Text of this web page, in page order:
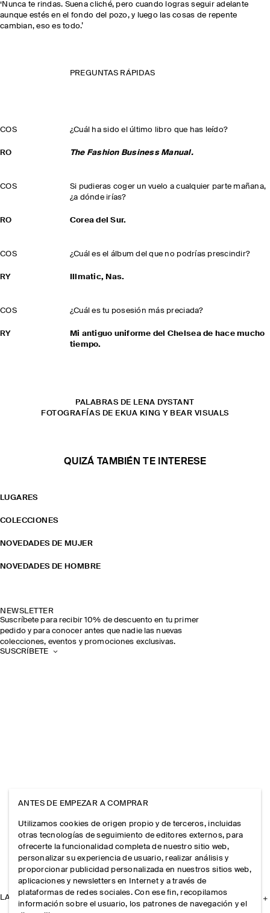
‘Nunca te rindas. Suena cliché, pero cuando logras seguir adelante
aunque estés en el fondo del pozo, y luego las cosas de repente
cambian, eso es todo.’
PREGUNTAS RÁPIDAS
COS ¿Cuál ha sido el último libro que has leído?
RO The Fashion Business Manual.
COS
Si pudieras coger un vuelo a cualquier parte mañana,
¿a dónde irías?
RO Corea del Sur.
COS ¿Cuál es el álbum del que no podrías prescindir?
RY Illmatic, Nas.
COS ¿Cuál es tu posesión más preciada?
RY
Mi antiguo uniforme del Chelsea de hace mucho
tiempo.
PALABRAS DE LENA DYSTANT
FOTOGRAFÍAS DE EKUA KING Y BEAR VISUALS
QUIZÁ TAMBIÉN TE INTERESE
LUGARES
COLECCIONES
NOVEDADES DE MUJER
NOVEDADES DE HOMBRE
NEWSLETTER
Suscríbete para recibir 10% de descuento en tu primer
pedido y para conocer antes que nadie las nuevas
colecciones, eventos y promociones exclusivas.
SUSCRÍBETE
LA EMPRESA
ANTES DE EMPEZAR A COMPRAR
Utilizamos cookies de origen propio y de terceros, incluidas
otras tecnologías de seguimiento de editores externos, para
ofrecerte la funcionalidad completa de nuestro sitio web,
personalizar su experiencia de usuario, realizar análisis y
proporcionar publicidad personalizada en nuestros sitios web,
aplicaciones y newsletters en Internet y a través de
plataformas de redes sociales. Con ese fin, recopilamos
información sobre el usuario, los patrones de navegación y el